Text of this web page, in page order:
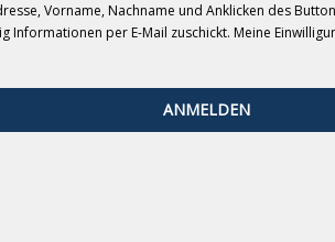
Vorname, Nachname und Anklicken des
Informationen per E-Mail zuschickt. Meine
ANMELDEN